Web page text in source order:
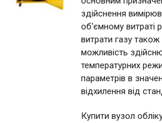
здійснення
об'ємному витраті
витрати газу
можливість
температурних
параметрів в
відхилення від
Купити вузол